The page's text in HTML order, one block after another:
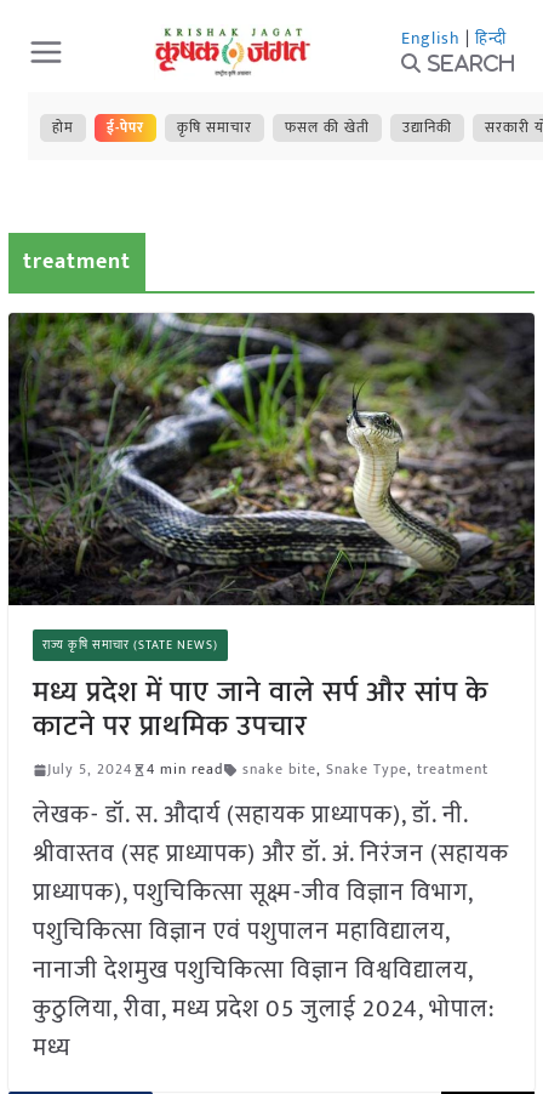
Skip
to
content
English | हिन्दी
Search
होम ई-पेपर कृषि समाचार फसल की खेती उद्यानिकी सरकारी
treatment
राज्य कृषि समाचार (STATE NEWS)
मध्य प्रदेश में पाए जाने वाले सर्प और सांप के
काटने पर प्राथमिक उपचार
July 5, 2024 4 min read snake bite, Snake Type, treatment
लेखक- डॉ. स. औदार्य (सहायक प्राध्यापक), डॉ. नी.
श्रीवास्तव (सह प्राध्यापक) और डॉ. अं. निरंजन (सहायक
प्राध्यापक), पशुचिकित्सा सूक्ष्म-जीव विज्ञान विभाग,
पशुचिकित्सा विज्ञान एवं पशुपालन महाविद्यालय,
नानाजी देशमुख पशुचिकित्सा विज्ञान विश्वविद्यालय,
कुठुलिया, रीवा, मध्य प्रदेश 05 जुलाई 2024, भोपाल:
मध्य